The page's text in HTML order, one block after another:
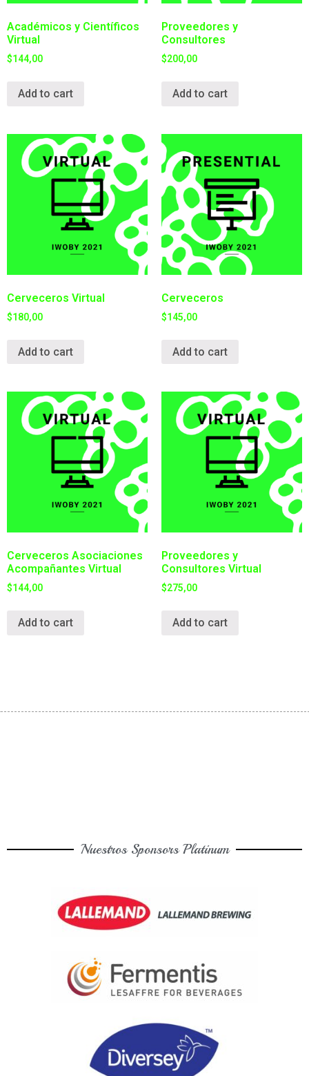
Académicos y Científicos
Virtual
$144,00
Add to cart
Proveedores y
Consultores
$200,00
Add to cart
Cerveceros Virtual
$180,00
Add to cart
Cerveceros
$145,00
Add to cart
Cerveceros Asociaciones
Acompañantes Virtual
$144,00
Add to cart
Proveedores y
Consultores Virtual
$275,00
Add to cart
Nuestros Sponsors Platinum